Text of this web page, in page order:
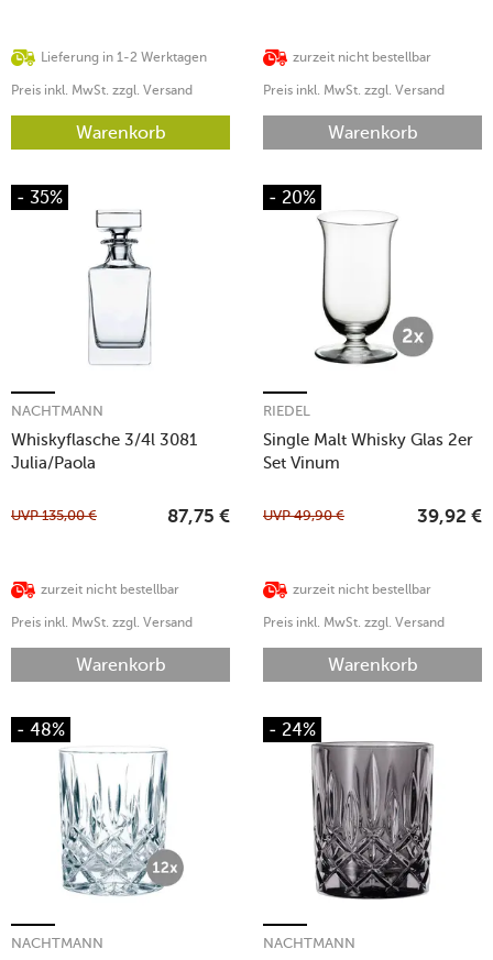
Lieferung in 1-2 Werktagen
Preis inkl. MwSt. zzgl. Versand
Warenkorb
zurzeit nicht bestellbar
Preis inkl. MwSt. zzgl. Versand
Warenkorb
- 35%
Whiskyflasche 3/4l 3081
Julia/Paola
NACHTMANN
zurzeit nicht bestellbar
UVP135,00 € 87,75 €
Preis inkl. MwSt. zzgl. Versand
Warenkorb
- 20%
Single Malt Whisky Glas 2er
Set Vinum
RIEDEL
zurzeit nicht bestellbar
UVP49,90 € 39,92 €
Preis inkl. MwSt. zzgl. Versand
Warenkorb
- 48%
NACHTMANN
- 24%
NACHTMANN